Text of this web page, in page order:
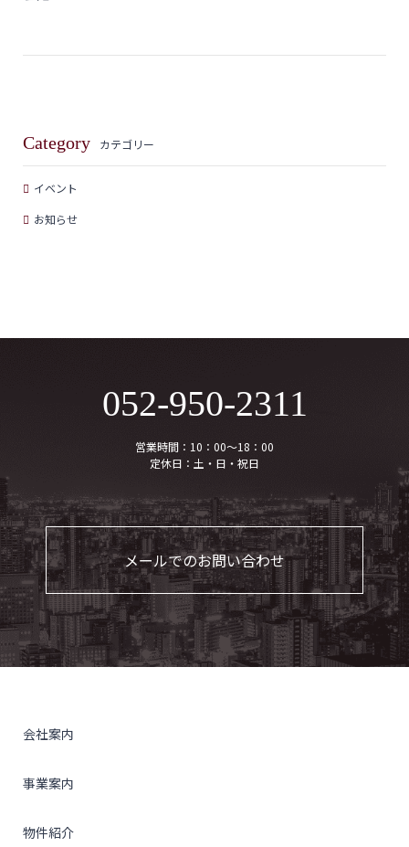
Category カテゴリー
イベント
お知らせ
052-950-2311
営業時間：10：00～18：00
定休日：土・日・祝日
メールでのお問い合わせ
会社案内
事業案内
物件紹介